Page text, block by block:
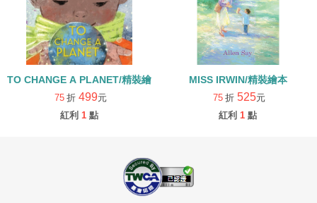
TO CHANGE A PLANET/精裝繪本
75 折 499元
紅利 1 點
MISS IRWIN/精裝繪本
75 折 525元
紅利 1 點